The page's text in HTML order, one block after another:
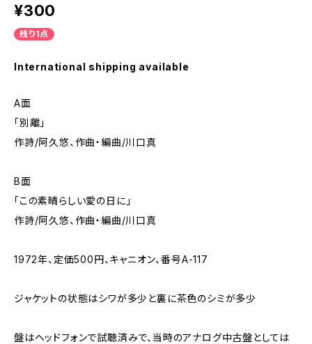
¥300
残り1点
International shipping available
A面
「別離」
作詩/阿久悠、作曲・編曲/川口真
B面
「この素晴らしい愛の日に」
作詩/阿久悠、作曲・編曲/川口真
1972年、定価500円、キャニオン、番号A-117
ジャケットの状態はシワが多少と裏に茶色のシミが多少
盤はヘッドフォンで試聴済みで、当時のアナログ中古盤としては